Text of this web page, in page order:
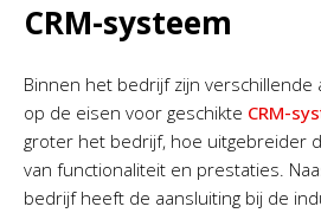
CRM-systeem
Binnen het bedrijf zijn verschillende
op de eisen voor geschikte CRM-
groter het bedrijf, hoe uitgebreider
van functionaliteit en prestaties.
bedrijf heeft de aansluiting bij de